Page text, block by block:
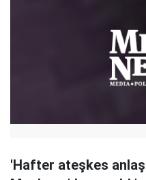
'Hafter ateşkes